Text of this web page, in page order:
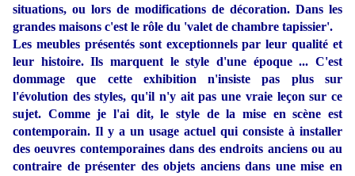
situations, ou lors de modifications de décoration. Dans les
grandes maisons c'est le rôle du 'valet de chambre tapissier'.
Les meubles présentés sont exceptionnels par leur qualité et
leur histoire. Ils marquent le style d'une époque ... C'est
dommage que cette exhibition n'insiste pas plus sur
l'évolution des styles, qu'il n'y ait pas une vraie leçon sur ce
sujet. Comme je l'ai dit, le style de la mise en scène est
contemporain. Il y a un usage actuel qui consiste à installer
des oeuvres contemporaines dans des endroits anciens ou au
contraire de présenter des objets anciens dans une mise en